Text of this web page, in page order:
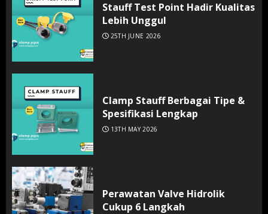
Stauff Test Point Hadir Kualitas
Lebih Unggul
25TH JUNE 2026
Clamp Stauff Berbagai Tipe &
Spesifikasi Lengkap
13TH MAY 2026
Perawatan Valve Hidrolik
Cukup 6 Langkah